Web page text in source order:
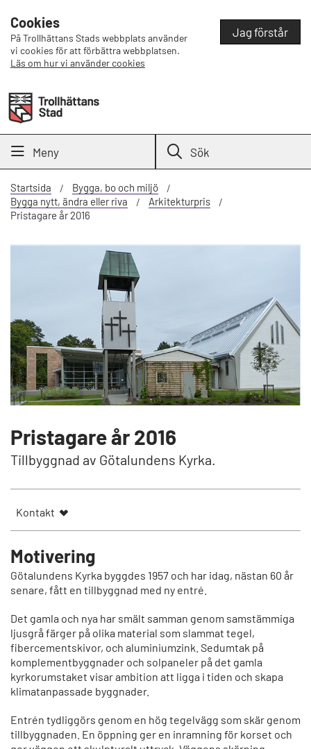
Cookies
På Trollhättans Stads webbplats använder
vi cookies för att förbättra webbplatsen.
Läs om hur vi använder cookies
Jag förstår
Meny Sök
Startsida
Bygga, bo och miljö
Bygga nytt, ändra eller riva
Arkitekturpris
Pristagare år 2016
Pristagare år 2016
Tillbyggnad av Götalundens Kyrka.
Kontakt
Motivering
Götalundens Kyrka byggdes 1957 och har idag, nästan 60 år
senare, fått en tillbyggnad med ny entré.
Det gamla och nya har smält samman genom samstämmiga
ljusgrå färger på olika material som slammat tegel,
fibercementskivor, och aluminiumzink. Sedumtak på
komplementbyggnader och solpaneler på det gamla
kyrkorumstaket visar ambition att ligga i tiden och skapa
klimatanpassade byggnader.
Entrén tydliggörs genom en hög tegelvägg som skär genom
tillbyggnaden. En öppning ger en inramning för korset och